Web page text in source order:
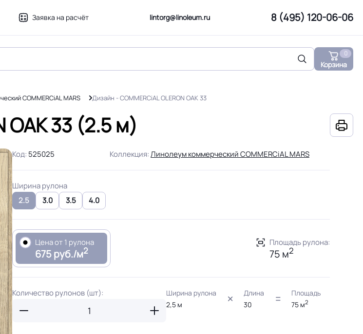
Заявка на расчёт lintorg@linoleum.ru 8 (495) 120-06-06
Корзина
0
COMMERCiAL MARS Дизайн - COMMERCiAL OLERON OAK 33
OAK 33 (2.5 м)
Код: 525025 Коллекция:Линолеум коммерческий COMMERCiAL MARS
Ширина рулона
2.5
3.0 3.5 4.0
Цена от 1 рулона
675 руб./м2
Площадь рулона:
75 м2
Количество рулонов (шт):
Ширина рулона
2,5 м
Длина
30
Площадь
75 м2